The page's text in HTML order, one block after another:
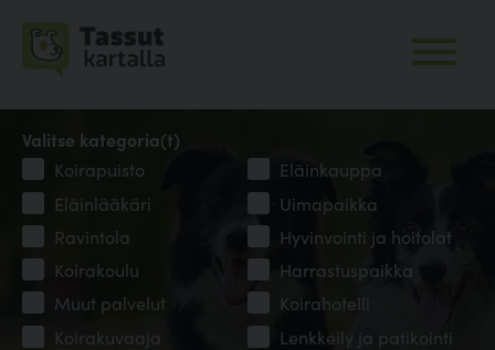
Valitse kategoria(t)
Koirapuisto
Eläinkauppa
Eläinlääkäri
Uimapaikka
Ravintola
Hyvinvointi ja hoitolat
Koirakoulu
Harrastuspaikka
Muut palvelut
Koirahotelli
Koirakuvaaja
Lenkkeily ja patikointi